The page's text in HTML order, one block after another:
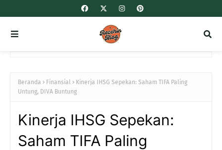
Beranda Finansial
Kinerja IHSG Sepekan: Saham TIFA Paling
Untung, DIVA Buntung
Kinerja IHSG Sepekan:
Saham TIFA Paling